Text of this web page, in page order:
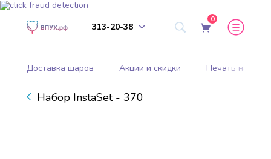
313-20-38
0
Доставка шаров Акции и скидки Печать на
Набор InstaSet - 370